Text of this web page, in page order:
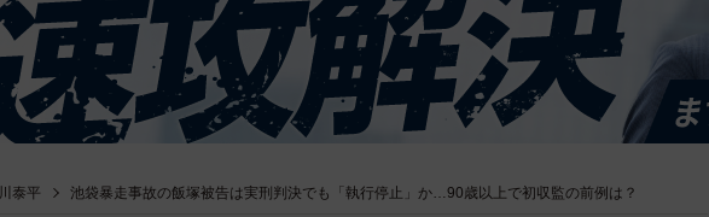
泰平 池袋暴走事故の飯塚被告は実刑判決でも「執行停止」か…90歳以上で初収監の前例は？